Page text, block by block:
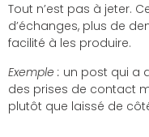
Tout n’est pas à jeter.
d’échanges, plus de
facilité à les produire.
Exemple : un post qui a
des prises de contact
plutôt que laissé de